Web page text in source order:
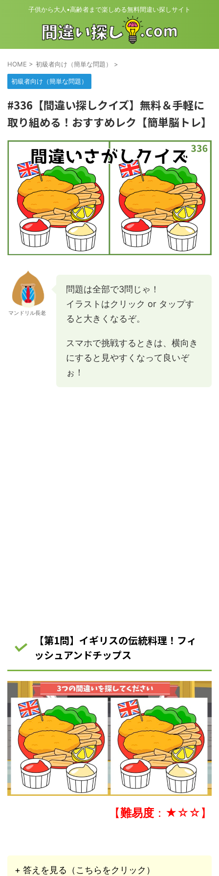
子供から大人•高齢者まで楽しめる無料間違い探しサイト
HOME > 初級者向け（簡単な問題） >
初級者向け（簡単な問題）
#336【間違い探しクイズ】無料＆手軽に
取り組める！おすすめレク【簡単脳トレ】
マンドリル長老
問題は全部で3問じゃ！
イラストはクリック or タップす
ると大きくなるぞ。
スマホで挑戦するときは、横向き
にすると見やすくなって良いぞ
ぉ！
【第1問】イギリスの伝統料理！フィ
ッシュアンドチップス
【難易度 ：★☆☆】
+ 答えを見る（こちらをクリック）